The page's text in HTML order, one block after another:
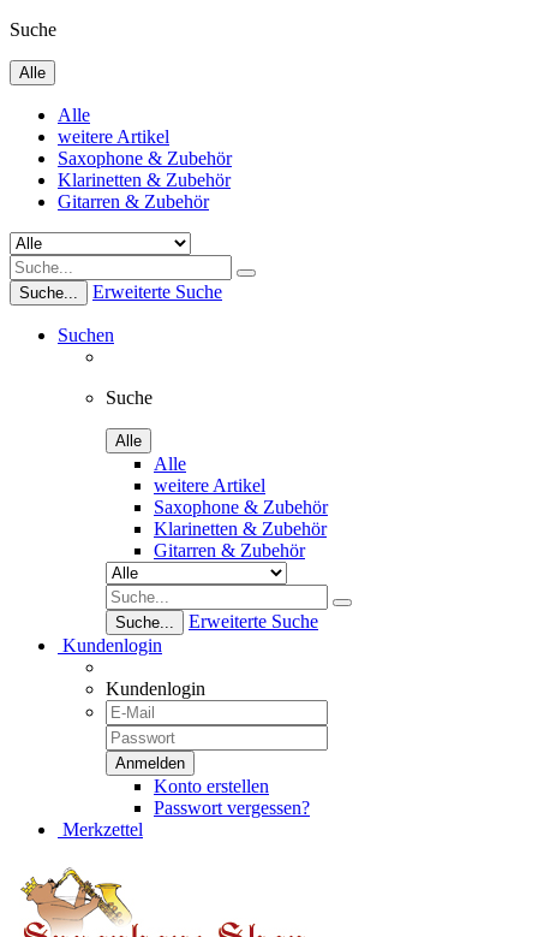
Suche
Alle
Alle
weitere Artikel
Saxophone & Zubehör
Klarinetten & Zubehör
Gitarren & Zubehör
Suche... Erweiterte Suche
Suchen
Suche
Alle
Alle
weitere Artikel
Saxophone & Zubehör
Klarinetten & Zubehör
Gitarren & Zubehör
Suche...
Erweiterte Suche
Kundenlogin
Kundenlogin
Konto erstellen
Passwort vergessen?
Merkzettel